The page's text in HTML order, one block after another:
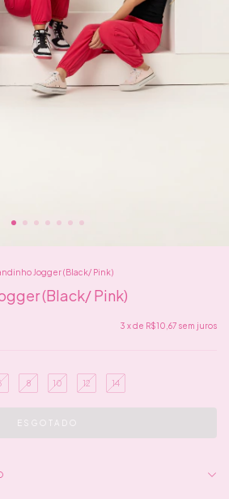
Jogger (Black/ Pink)
(Black/ Pink)
3 x de R$10,67 sem juros
8 10 12 14